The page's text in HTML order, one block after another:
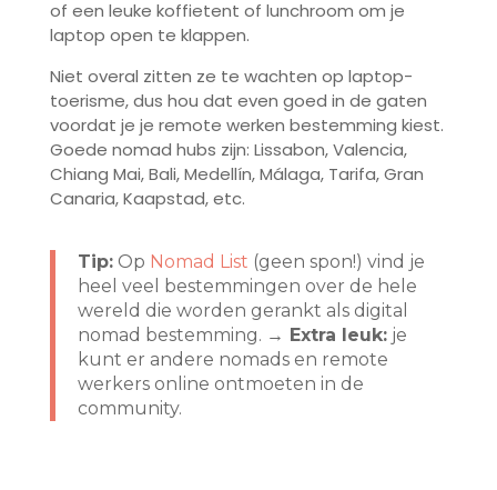
of een leuke koffietent of lunchroom om je
laptop open te klappen.
Niet overal zitten ze te wachten op laptop-
toerisme, dus hou dat even goed in de gaten
voordat je je remote werken bestemming kiest.
Goede nomad hubs zijn: Lissabon, Valencia,
Chiang Mai, Bali, Medellín, Málaga, Tarifa, Gran
Canaria, Kaapstad, etc.
Tip:Op Nomad List (geen spon!) vind je
heel veel bestemmingen over de hele
wereld die worden gerankt als digital
nomad bestemming. → Extra leuk:je
kunt er andere nomads en remote
werkers online ontmoeten in de
community.